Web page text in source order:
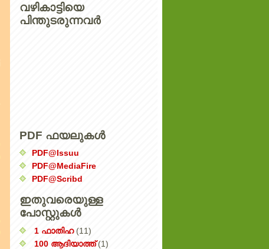
വഴികാട്ടിയെ
പിന്തുടരുന്നവര്‍
PDF ഫയലുകൾ
PDF@Issuu
PDF@MediaFire
PDF@Scribd
ഇതുവരെയുള്ള
പോസ്റ്റുകൾ
1 ഫാതിഹ (11)
100 ആദിയാത്ത് (1)